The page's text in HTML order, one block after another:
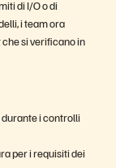
di I/O o di
i team ora
si verificano in
durante i controlli
per i requisiti dei